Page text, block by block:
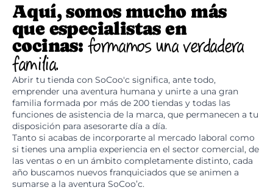
Aquí, somos mucho más
que especialistas en
cocinas: formamos una verdadera
familia.
Abrir tu tienda con SoCoo'c significa, ante todo,
emprender una aventura humana y unirte a una gran
familia formada por más de 200 tiendas y todas las
funciones de asistencia de la marca, que permanecen a tu
disposición para asesorarte día a día.
Tanto si acabas de incorporarte al mercado laboral como
si tienes una amplia experiencia en el sector comercial, de
las ventas o en un ámbito completamente distinto, cada
año buscamos nuevos franquiciados que se animen a
sumarse a la aventura SoCoo’c.